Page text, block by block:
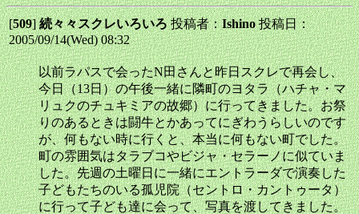
[509]続々々スクレいろいろ投稿者：Ishino投稿日：
2005/09/14(Wed) 08:32
以前ラパスで会ったN田さんと昨日スクレで再会し、
今日（13日）の午後一緒に隣町のヨタラ（ハチャ・マ
リュクのチュキミアの故郷）に行ってきました。お祭
りのあるときは闘牛とかあってにぎわうらしいのです
が、何もない時に行くと、本当に何もない町でした。
町の雰囲気はタラブコやビジャ・セラーノに似ていま
した。先週の土曜日に一緒にエントラーダで演奏した
子どもたちのいる孤児院（セントロ・カントゥータ）
に行って子ども達に会って、写真を渡してきました。